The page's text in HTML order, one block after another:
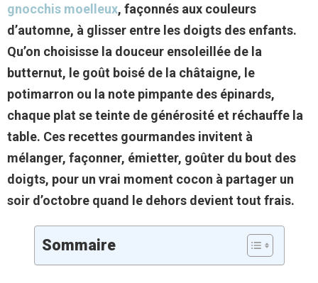
gnocchis moelleux, façonnés aux couleurs
d’automne, à glisser entre les doigts des enfants.
Qu’on choisisse la douceur ensoleillée de la
butternut, le goût boisé de la châtaigne, le
potimarron ou la note pimpante des épinards,
chaque plat se teinte de générosité et réchauffe la
table. Ces recettes gourmandes invitent à
mélanger, façonner, émietter, goûter du bout des
doigts, pour un vrai moment cocon à partager un
soir d’octobre quand le dehors devient tout frais.
Sommaire